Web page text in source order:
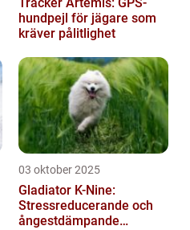
hundpejl för jägare som
kräver pålitlighet
03 oktober 2025
Gladiator K-Nine:
Stressreducerande och
ångestdämpande